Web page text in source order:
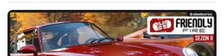
oraz Master Reboot.